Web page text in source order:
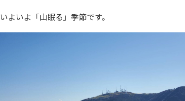
いよいよ「山眠る」季節です。